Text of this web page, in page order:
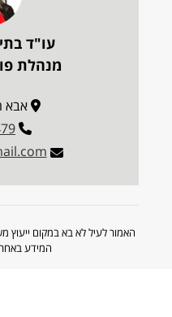
עו"ד
מנהלת
אבא הלל
האמור לעיל לא בא במקום ייעוץ
המידע